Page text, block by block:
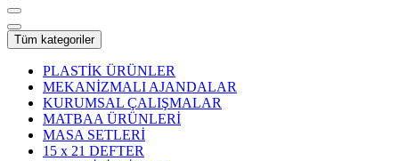
Tüm kategoriler
PLASTİK ÜRÜNLER
MEKANİZMALI AJANDALAR
KURUMSAL ÇALIŞMALAR
MATBAA ÜRÜNLERİ
MASA SETLERİ
15 x 21 DEFTER